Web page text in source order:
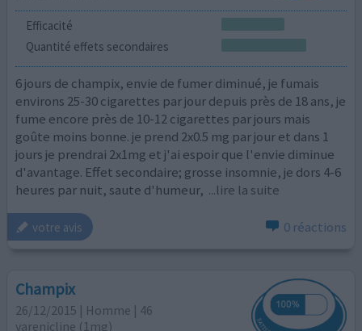
Efficacité
Quantité effets secondaires
6 jours de champix, envie de fumer diminué, je fumais
environs 25-30 cigarettes par jour depuis près de 18 ans, je
fume encore près de 10-12 cigarettes par jours mais
goûte moins bonne. je prend 2x0.5 mg par jour et dans 1
jours je prendrai 2x1mg et j'ai espoir que l'envie diminue
d'avantage. Effet secondaire; grosse insomnie, je dors 4-6
heures par nuit, saute d'humeur, ...lire la suite
votre avis 0 réactions
Champix
26/12/2015 | Homme | 46
varenicline (1mg)